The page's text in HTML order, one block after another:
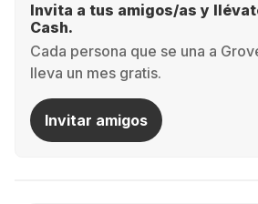
Invita a tus amigos/as y
Cash.
Cada persona que se una a
lleva un mes gratis.
Invitar amigos